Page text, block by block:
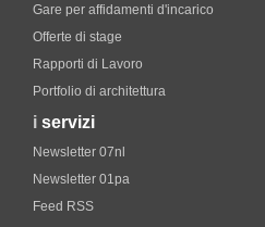
Gare per affidamenti d'incarico
Offerte di stage
Rapporti di Lavoro
Portfolio di architettura
i servizi
Newsletter 07nl
Newsletter 01pa
Feed RSS